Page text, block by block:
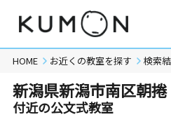
HOME お近くの教室を探す 検索
新潟県新潟市南区朝捲
付近の公文式教室